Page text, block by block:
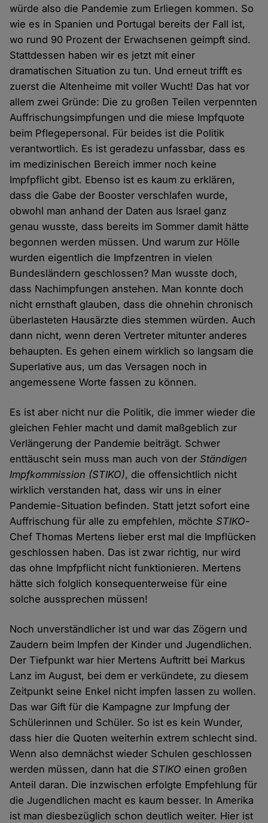
würde also die Pandemie zum Erliegen kommen. So
wie es in Spanien und Portugal bereits der Fall ist,
wo rund 90 Prozent der Erwachsenen geimpft sind.
Stattdessen haben wir es jetzt mit einer
dramatischen Situation zu tun. Und erneut trifft es
zuerst die Altenheime mit voller Wucht! Das hat vor
allem zwei Gründe: Die zu großen Teilen verpennten
Auffrischungsimpfungen und die miese Impfquote
beim Pflegepersonal. Für beides ist die Politik
verantwortlich. Es ist geradezu unfassbar, dass es
im medizinischen Bereich immer noch keine
Impfpflicht gibt. Ebenso ist es kaum zu erklären,
dass die Gabe der Booster verschlafen wurde,
obwohl man anhand der Daten aus Israel ganz
genau wusste, dass bereits im Sommer damit hätte
begonnen werden müssen. Und warum zur Hölle
wurden eigentlich die Impfzentren in vielen
Bundesländern geschlossen? Man wusste doch,
dass Nachimpfungen anstehen. Man konnte doch
nicht ernsthaft glauben, dass die ohnehin chronisch
überlasteten Hausärzte dies stemmen würden. Auch
dann nicht, wenn deren Vertreter mitunter anderes
behaupten. Es gehen einem wirklich so langsam die
Superlative aus, um das Versagen noch in
angemessene Worte fassen zu können.
Es ist aber nicht nur die Politik, die immer wieder die
gleichen Fehler macht und damit maßgeblich zur
Verlängerung der Pandemie beiträgt. Schwer
enttäuscht sein muss man auch von derStändigen
Impfkommission (STIKO), die offensichtlich nicht
wirklich verstanden hat, dass wir uns in einer
Pandemie-Situation befinden. Statt jetzt sofort eine
Auffrischung für alle zu empfehlen, möchteSTIKO-
Chef Thomas Mertens lieber erst mal die Impflücken
geschlossen haben. Das ist zwar richtig, nur wird
das ohne Impfpflicht nicht funktionieren. Mertens
hätte sich folglich konsequenterweise für eine
solche aussprechen müssen!
Noch unverständlicher ist und war das Zögern und
Zaudern beim Impfen der Kinder und Jugendlichen.
Der Tiefpunkt war hier Mertens Auftritt bei Markus
Lanz im August, bei dem er verkündete, zu diesem
Zeitpunkt seine Enkel nicht impfen lassen zu wollen.
Das war Gift für die Kampagne zur Impfung der
Schülerinnen und Schüler. So ist es kein Wunder,
dass hier die Quoten weiterhin extrem schlecht sind.
Wenn also demnächst wieder Schulen geschlossen
werden müssen, dann hat dieSTIKO einen großen
Anteil daran. Die inzwischen erfolgte Empfehlung für
die Jugendlichen macht es kaum besser. In Amerika
ist man diesbezüglich schon deutlich weiter. Hier ist